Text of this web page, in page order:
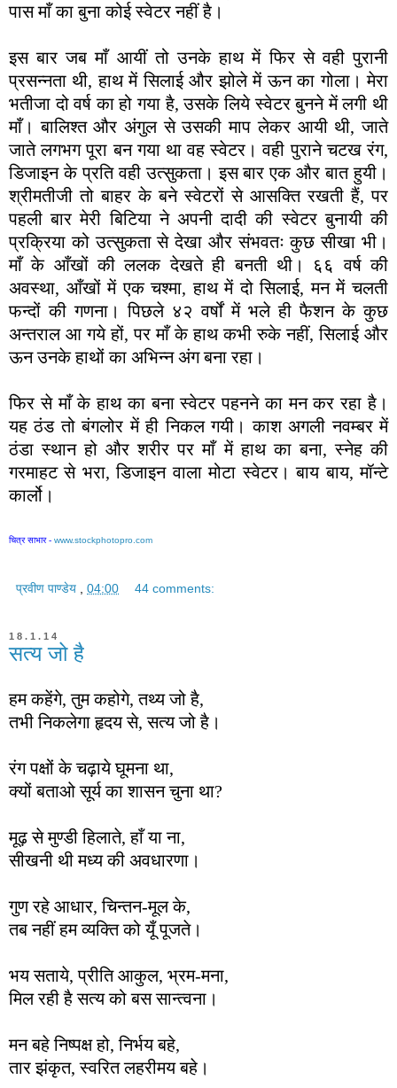
पास माँ का बुना कोई स्वेटर नहीं है।
इस बार जब माँ आयीं तो उनके हाथ में फिर से वही पुरानी
प्रसन्नता थी, हाथ में सिलाई और झोले में ऊन का गोला। मेरा
भतीजा दो वर्ष का हो गया है, उसके लिये स्वेटर बुनने में लगी थी
माँ। बालिश्त और अंगुल से उसकी माप लेकर आयी थी, जाते
जाते लगभग पूरा बन गया था वह स्वेटर। वही पुराने चटख रंग,
डिजाइन के प्रति वही उत्सुकता। इस बार एक और बात हुयी।
श्रीमतीजी तो बाहर के बने स्वेटरों से आसक्ति रखती हैं, पर
पहली बार मेरी बिटिया ने अपनी दादी की स्वेटर बुनायी की
प्रक्रिया को उत्सुकता से देखा और संभवतः कुछ सीखा भी।
माँ के आँखों की ललक देखते ही बनती थी। ६६ वर्ष की
अवस्था, आँखों में एक चश्मा, हाथ में दो सिलाई, मन में चलती
फन्दों की गणना। पिछले ४२ वर्षों में भले ही फैशन के कुछ
अन्तराल आ गये हों, पर माँ के हाथ कभी रुके नहीं, सिलाई और
ऊन उनके हाथों का अभिन्न अंग बना रहा।
फिर से माँ के हाथ का बना स्वेटर पहनने का मन कर रहा है।
यह ठंड तो बंगलोर में ही निकल गयी। काश अगली नवम्बर में
ठंडा स्थान हो और शरीर पर माँ में हाथ का बना, स्नेह की
गरमाहट से भरा, डिजाइन वाला मोटा स्वेटर। बाय बाय, मॉन्टे
कार्लो।
चित्र साभार - www.stockphotopro.com
प्रवीण पाण्डेय , 04:00 44 comments:
18.1.14
सत्य जो है
हम कहेंगे, तुम कहोगे, तथ्य जो है,
तभी निकलेगा हृदय से, सत्य जो है।
रंग पक्षों के चढ़ाये घूमना था,
क्यों बताओ सूर्य का शासन चुना था?
मूढ़ से मुण्डी हिलाते, हाँ या ना,
सीखनी थी मध्य की अवधारणा।
गुण रहे आधार, चिन्तन-मूल के,
तब नहीं हम व्यक्ति को यूँ पूजते।
भय सताये, प्रीति आकुल, भ्रम-मना,
मिल रही है सत्य को बस सान्त्वना।
मन बहे निष्पक्ष हो, निर्भय बहे,
तार झंकृत, स्वरित लहरीमय बहे।